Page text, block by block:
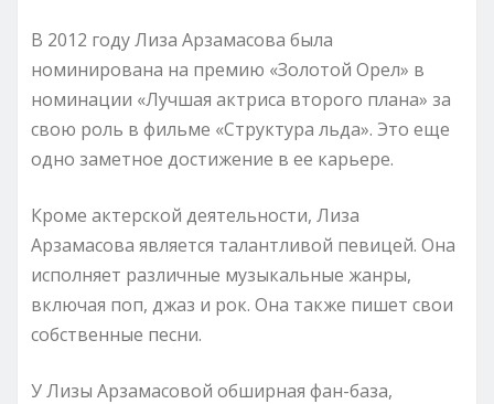
В 2012 году Лиза Арзамасова была
номинирована на премию «Золотой Орел» в
номинации «Лучшая актриса второго плана» за
свою роль в фильме «Структура льда». Это еще
одно заметное достижение в ее карьере.
Кроме актерской деятельности, Лиза
Арзамасова является талантливой певицей. Она
исполняет различные музыкальные жанры,
включая поп, джаз и рок. Она также пишет свои
собственные песни.
У Лизы Арзамасовой обширная фан-база,